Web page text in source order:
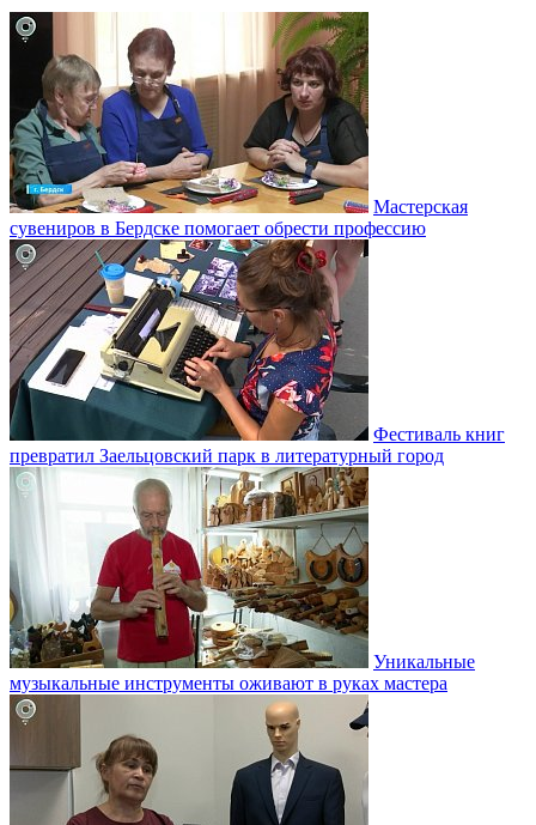
Мастерская
сувениров в Бердске помогает обрести профессию
Фестиваль книг
превратил Заельцовский парк в литературный город
Уникальные
музыкальные инструменты оживают в руках мастера